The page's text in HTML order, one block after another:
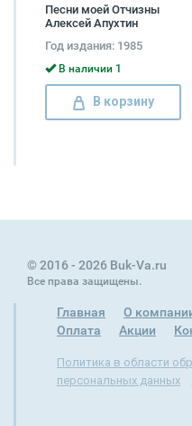
Песни моей Отчизны
Алексей Апухтин
Год издания: 1985
В наличии 1
В корзину
© 2016 - 2026 Buk-Va.ru
Все права защищены.
Главная О
Оплата
Акции
Политика в области
персональных данных